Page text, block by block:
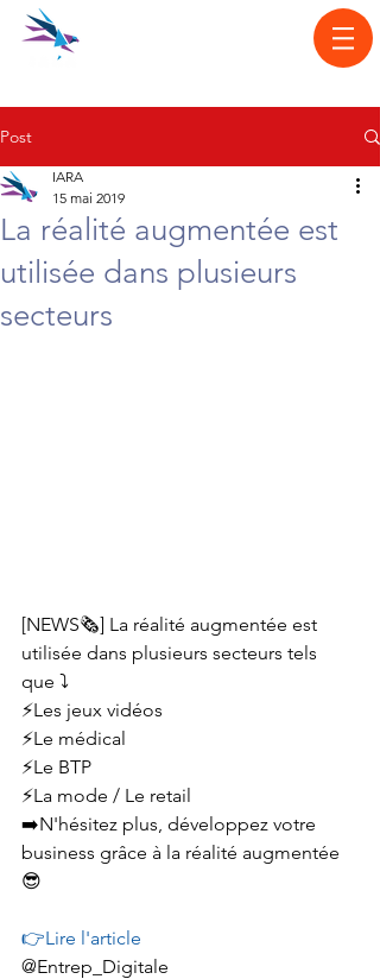
Post
La réalité augmentée est
utilisée dans plusieurs
secteurs
IARA
15 mai 2019
[NEWS🗞️] La réalité augmentée est
utilisée dans plusieurs secteurs tels
que ⤵️
⚡️Les jeux vidéos
⚡️Le médical
⚡️Le BTP
⚡️La mode / Le retail
➡️N'hésitez plus, développez votre
business grâce à la réalité augmentée
😎
👉Lire l'article
@Entrep_Digitale